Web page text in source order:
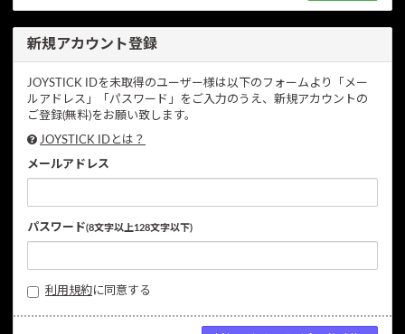
新規アカウント登録
JOYSTICK IDを未取得のユーザー様は以下のフォームより「メー
ルアドレス」「パスワード」をご入力のうえ、新規アカウントの
ご登録(無料)をお願い致します。
JOYSTICK IDとは？
メールアドレス
パスワード(8文字以上128文字以下)
利用規約に同意する